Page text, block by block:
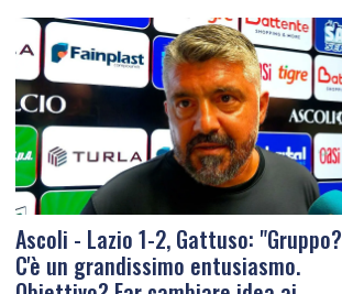
Ascoli - Lazio 1-2, Gattuso: "Gruppo?
C'è un grandissimo entusiasmo.